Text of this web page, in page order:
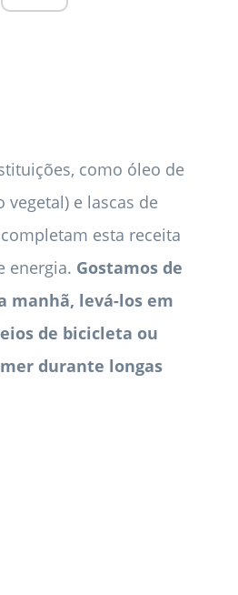
como óleo de
vegetal) e lascas de
esta receita
energia. Gostamos de
manhã, levá-los em
de bicicleta ou
durante longas